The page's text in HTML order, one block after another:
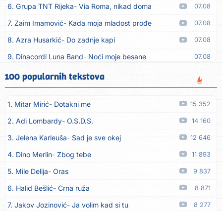
6. Grupa TNT Rijeka Via Roma, nikad doma 07.08
7. Zaim Imamović Kada moja mladost prođe 07.08
8. Azra Husarkić Do zadnje kapi 07.08
9. Dinacordi Luna Band Noći moje besane 07.08
10. Pet za 5 Pozdravi mi Stubicu
11. Dinacordi Luna Band Anđeo moj 07.08
12. Vesna Kartuš Vrati se 07.08
13. Severina Pozovi me ti (Anksiozna) 06.08
14. Fidellio Summer Time 06.08
15. Tereza Kesovija Volim te 06.08
16. Ruswaj Sada znam, to je ljubav 06.08
17. Nemanja Panić Daj mu sve što si dala meni 06.08
18. Gustafi Imala je oči pospane 06.08
100 popularnih tekstova
1. Mitar Mirić Dotakni me 15 352
2. Adi Lombardy O.S.D.S. 14 160
3. Jelena Karleuša Sad je sve okej 12 646
4. Dino Merlin Zbog tebe 11 893
5. Mile Delija Oras 9 837
6. Halid Bešlić Crna ruža 8 871
7. Jakov Jozinović Ja volim kad si tu 8 277